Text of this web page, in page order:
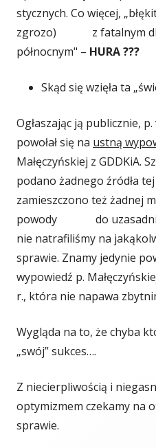
stycznych. Co więcej,
zgrozo) z fatalnym dla
północnym" – HURA ???
Skąd się wzięła ta
Ogłaszając ją publicznie,
powołał się na ustną
Małęczyńskiej z GDDKiA.
podano żadnego źródła
zamieszczono też żadnej
powody do
nie natrafiliśmy na
sprawie. Znamy jedynie
wypowiedź p.
r., która nie napawa
Wygląda na to, że chyba
„swój” sukces….
Z niecierpliwością i
optymizmem czekamy na
sprawie.